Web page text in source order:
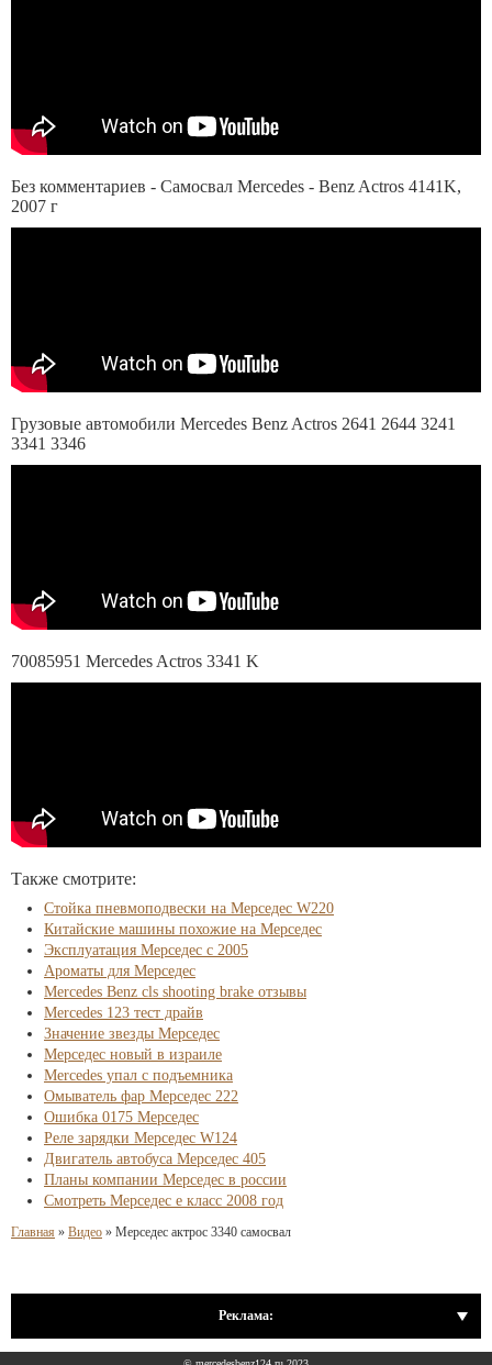
Без комментариев - Самосвал Mercedes - Benz Actros 4141K,
2007 г
Грузовые автомобили Mercedes Benz Actros 2641 2644 3241
3341 3346
70085951 Mercedes Actros 3341 K
Также смотрите:
Стойка пневмоподвески на Мерседес W220
Китайские машины похожие на Мерседес
Эксплуатация Мерседес с 2005
Ароматы для Мерседес
Mercedes Benz cls shooting brake отзывы
Mercedes 123 тест драйв
Значение звезды Мерседес
Мерседес новый в израиле
Mercedes упал с подъемника
Омыватель фар Мерседес 222
Ошибка 0175 Мерседес
Реле зарядки Мерседес W124
Двигатель автобуса Мерседес 405
Планы компании Мерседес в россии
Смотреть Мерседес е класс 2008 год
Главная » Видео » Мерседес актрос 3340 самосвал
Реклама: